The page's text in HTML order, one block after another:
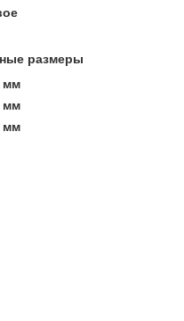
размеры
мм
мм
мм